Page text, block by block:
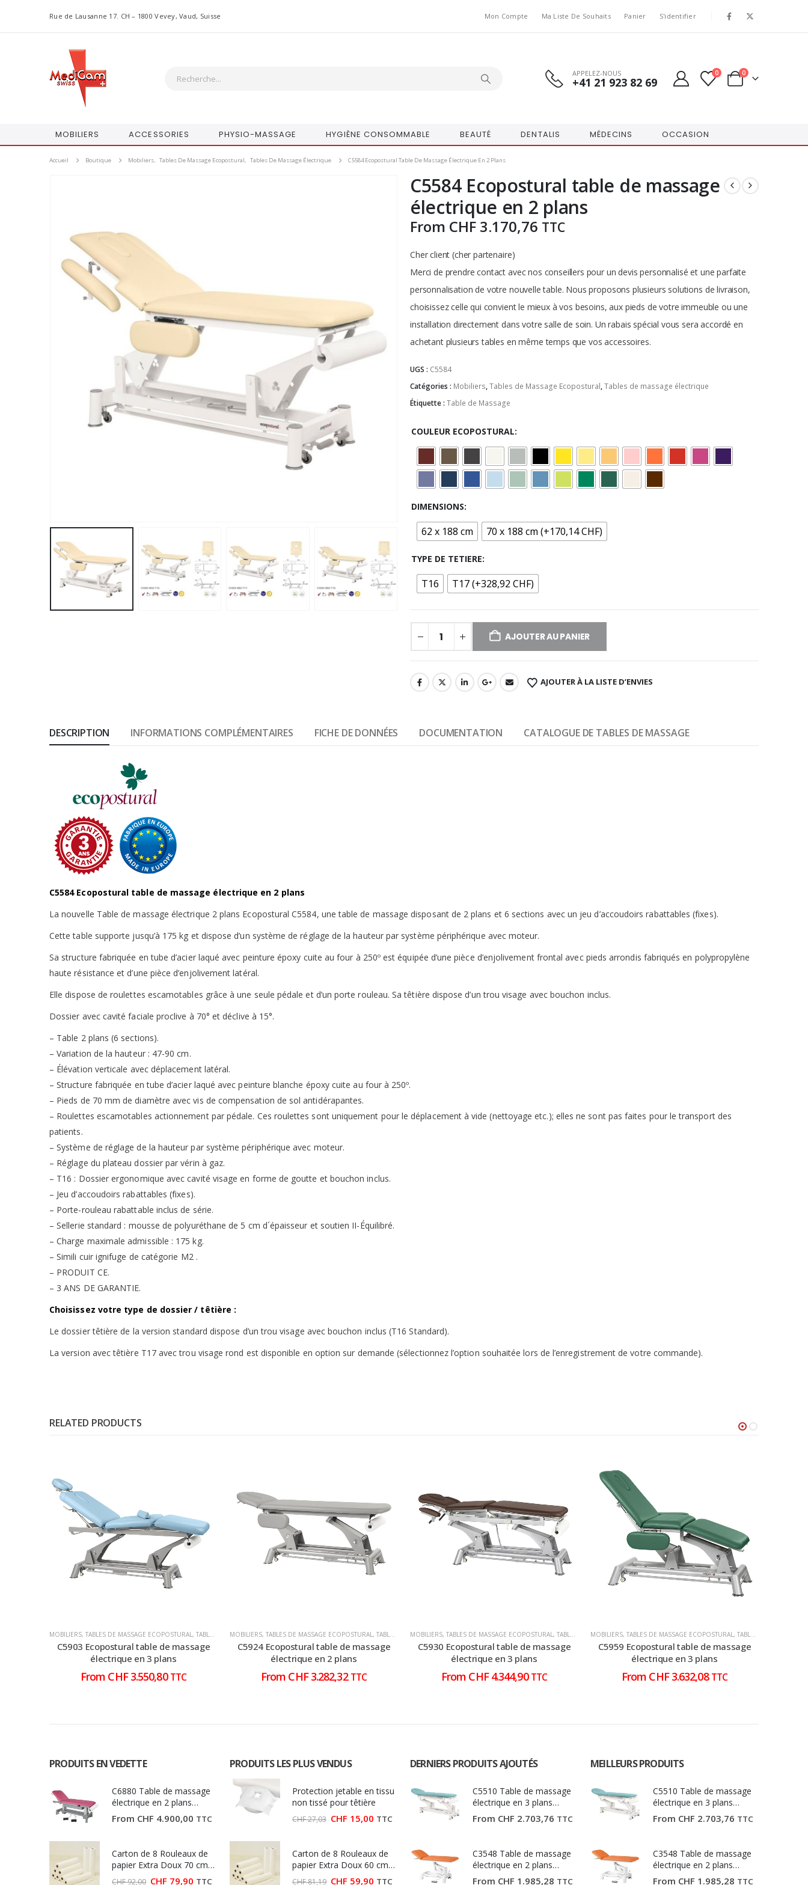
Rue de Lausanne 17. CH – 1800 Vevey, Vaud, Suisse Mon Compte Ma Liste De Souhaits Panier S'identifier
APPELEZ-NOUS
+41 21 923 82 69
0 0
MOBILIERS ACCESSORIES PHYSIO-MASSAGE HYGIÈNE CONSOMMABLE BEAUTÉ DENTALIS MÉDECINS OCCASION
Accueil Boutique Mobiliers, Tables De Massage Ecopostural, Tables De Massage Électrique C5584 Ecopostural Table De Massage Électrique En 2 Plans
C5584 Ecopostural table de massage
électrique en 2 plans
From CHF 3.170,76 TTC
Cher client (cher partenaire)
Merci de prendre contact avec nos conseillers pour un devis personnalisé et une parfaite
personnalisation de votre nouvelle table. Nous proposons plusieurs solutions de livraison,
choisissez celle qui convient le mieux à vos besoins, aux pieds de votre immeuble ou une
installation directement dans votre salle de soin. Un rabais spécial vous sera accordé en
achetant plusieurs tables en même temps que vos accessoires.
UGS : C5584
Catégories : Mobiliers,Tables de Massage Ecopostural,Tables de massage électrique
Étiquette : Table de Massage
COULEUR ECOPOSTURAL
DIMENSIONS
62 x 188 cm 70 x 188 cm (+170,14 CHF)
TYPE DE TETIERE
T16 T17 (+328,92 CHF)
AJOUTER AU PANIER
AJOUTER À LA LISTE D’ENVIES
DESCRIPTION INFORMATIONS COMPLÉMENTAIRES FICHE DE DONNÉES DOCUMENTATION CATALOGUE DE TABLES DE MASSAGE
C5584 Ecopostural table de massage électrique en 2 plans
La nouvelle Table de massage électrique 2 plans Ecopostural C5584, une table de massage disposant de 2 plans et 6 sections avec un jeu d’accoudoirs rabattables (fixes).
Cette table supporte jusqu’à 175 kg et dispose d’un système de réglage de la hauteur par système périphérique avec moteur.
Sa structure fabriquée en tube d’acier laqué avec peinture époxy cuite au four à 250º est équipée d’une pièce d’enjolivement frontal avec pieds arrondis fabriqués en polypropylène
haute résistance et d’une pièce d’enjolivement latéral.
Elle dispose de roulettes escamotables grâce à une seule pédale et d’un porte rouleau. Sa têtière dispose d’un trou visage avec bouchon inclus.
Dossier avec cavité faciale proclive à 70° et déclive à 15°.
– Table 2 plans (6 sections).
– Variation de la hauteur : 47-90 cm.
– Élévation verticale avec déplacement latéral.
– Structure fabriquée en tube d’acier laqué avec peinture blanche époxy cuite au four à 250º.
– Pieds de 70 mm de diamètre avec vis de compensation de sol antidérapantes.
– Roulettes escamotables actionnement par pédale. Ces roulettes sont uniquement pour le déplacement à vide (nettoyage etc.); elles ne sont pas faites pour le transport des
patients.
– Système de réglage de la hauteur par système périphérique avec moteur.
– Réglage du plateau dossier par vérin à gaz.
– T16 : Dossier ergonomique avec cavité visage en forme de goutte et bouchon inclus.
– Jeu d’accoudoirs rabattables (fixes).
– Porte-rouleau rabattable inclus de série.
– Sellerie standard : mousse de polyuréthane de 5 cm d´épaisseur et soutien II-Équilibré.
– Charge maximale admissible : 175 kg.
– Simili cuir ignifuge de catégorie M2 .
– PRODUIT CE.
– 3 ANS DE GARANTIE.
Choisissez votre type de dossier / têtière :
Le dossier têtière de la version standard dispose d’un trou visage avec bouchon inclus (T16 Standard).
La version avec têtière T17 avec trou visage rond est disponible en option sur demande (sélectionnez l’option souhaitée lors de l’enregistrement de votre commande).
RELATED PRODUCTS
MOBILIERS, TABLES DE MASSAGE ECOPOSTURAL, TABLES DE MASSAGE ÉLECTRIQUE
C5903 Ecopostural table de massage
électrique en 3 plans
From CHF3.550,80 TTC
MOBILIERS, TABLES DE MASSAGE ECOPOSTURAL, TABLES DE MASSAGE ÉLECTRIQUE
C5924 Ecopostural table de massage
électrique en 2 plans
From CHF3.282,32 TTC
MOBILIERS, TABLES DE MASSAGE ECOPOSTURAL, TABLES DE MASSAGE ÉLECTRIQUE
C5930 Ecopostural table de massage
électrique en 3 plans
From CHF4.344,90 TTC
MOBILIERS, TABLES DE MASSAGE ECOPOSTURAL, TABLES DE MASSAGE ÉLECTRIQUE
C5959 Ecopostural table de massage
électrique en 3 plans
From CHF3.632,08 TTC
PRODUITS EN VEDETTE
C6880 Table de massage
électrique en 2 plans
Ecopostural
From CHF 4.900,00 TTC
Carton de 8 Rouleaux de
papier Extra Doux 70 cm
(Largeur 70 cm)
CHF92,00 Le
CHF 79,90Le
TTC
PRODUITS LES PLUS VENDUS
Protection jetable en tissu
non tissé pour têtière
CHF27,03 Le
CHF 27,03.
CHF 15,00Le
CHF 15,00.
TTC
Carton de 8 Rouleaux de
papier Extra Doux 60 cm
(Largeur 60 cm)
CHF81,19 Le
CHF 59,90Le
TTC
DERNIERS PRODUITS AJOUTÉS
C5510 Table de massage
électrique en 3 plans
Ecopostural
From CHF 2.703,76 TTC
C3548 Table de massage
électrique en 2 plans
Ecopostural
From CHF 1.985,28 TTC
MEILLEURS PRODUITS
C5510 Table de massage
électrique en 3 plans
Ecopostural
From CHF 2.703,76 TTC
C3548 Table de massage
électrique en 2 plans
Ecopostural
From CHF 1.985,28 TTC